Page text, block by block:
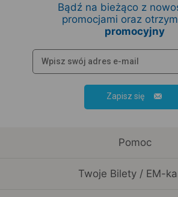
Bądź na bieżąco z
promocjami oraz
promocyjny
Zapisz się
Pomoc
Twoje Bilety / EM-